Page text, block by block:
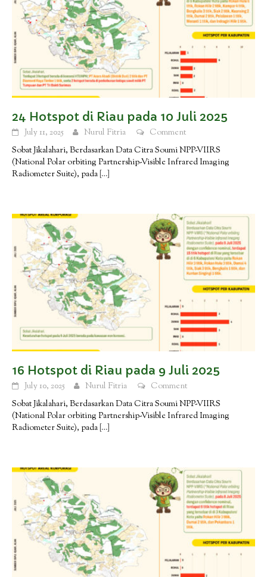
24 Hotspot di Riau pada 10 Juli 2025
July 11, 2025 Nurul Fitria
Comment
Sobat Jikalahari, Berdasarkan Data Citra Soumi NPP-VIIRS
(National Polar orbiting Partnership-Visible Infrared Imaging
Radiometer Suite), pada […]
16 Hotspot di Riau pada 9 Juli 2025
July 10, 2025 Nurul Fitria
Comment
Sobat Jikalahari, Berdasarkan Data Citra Soumi NPP-VIIRS
(National Polar orbiting Partnership-Visible Infrared Imaging
Radiometer Suite), pada […]